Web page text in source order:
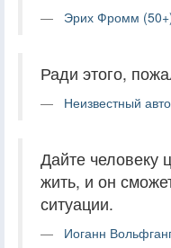
Эрих Фромм
Ради этого,
Неизвестный
Дайте человеку
жить, и он
ситуации.
Иоганн